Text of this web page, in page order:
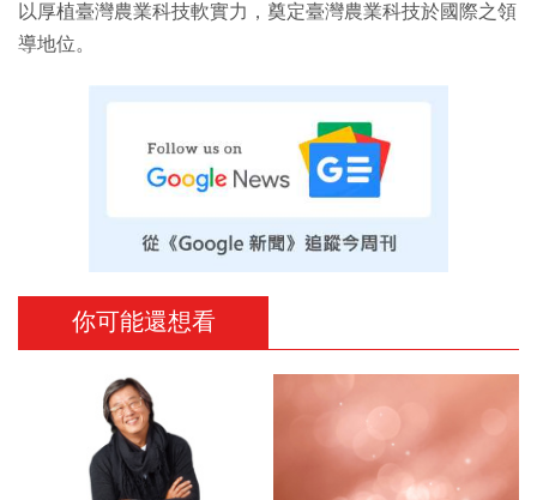
以厚植臺灣農業科技軟實力，奠定臺灣農業科技於國際之領
導地位。
你可能還想看